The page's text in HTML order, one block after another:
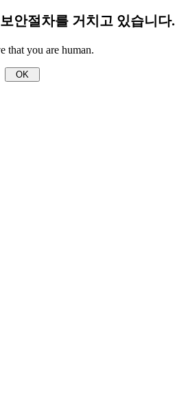
안절차를 거치고 있습니다.
that you are human.